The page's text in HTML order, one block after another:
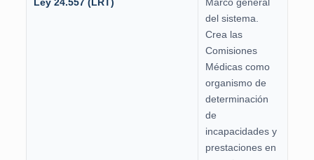
del sistema.
Crea las
Comisiones
Médicas como
organismo de
determinación
de
incapacidades y
prestaciones en